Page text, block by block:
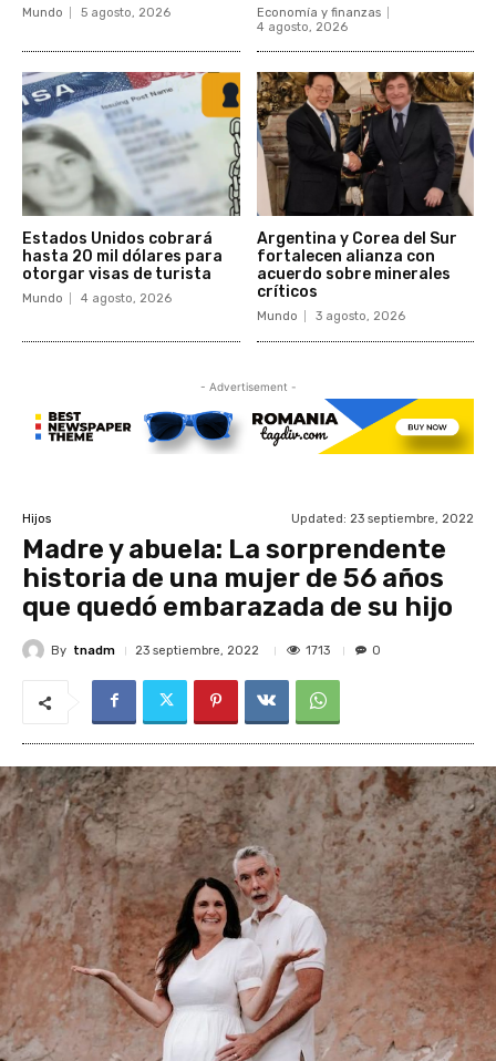
Mundo 5 agosto, 2026
Economía y finanzas
4 agosto, 2026
Estados Unidos cobrará
hasta 20 mil dólares para
otorgar visas de turista
Mundo 4 agosto, 2026
Argentina y Corea del Sur
fortalecen alianza con
acuerdo sobre minerales
críticos
Mundo 3 agosto, 2026
- Advertisement -